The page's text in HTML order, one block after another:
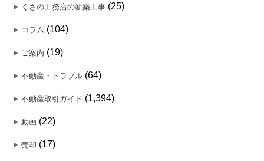
くさの工務店の新築工事 (25)
コラム (104)
ご案内 (19)
不動産・トラブル (64)
不動産取引ガイド (1,394)
動画 (22)
売却 (17)